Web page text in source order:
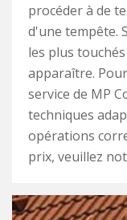
procéder à de
d'une tempête.
les plus
apparaître.
service de MP
techniques
opérations
prix, veuillez